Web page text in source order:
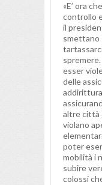
«E’ ora
controllo
il
smettano
esser
delle
altre città
violano
poter
mobilità i
subire
colossi